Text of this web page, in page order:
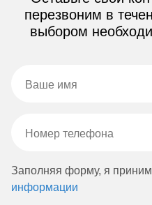
перезвоним в
выбором
Заполняя форму, я
информации